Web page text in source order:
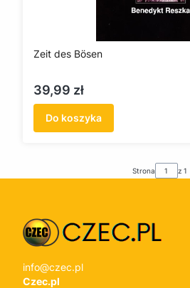
Zeit des Bösen
Cena
39,99 zł
Do koszyka
Strona z 1
info@czec.pl
Czec.pl